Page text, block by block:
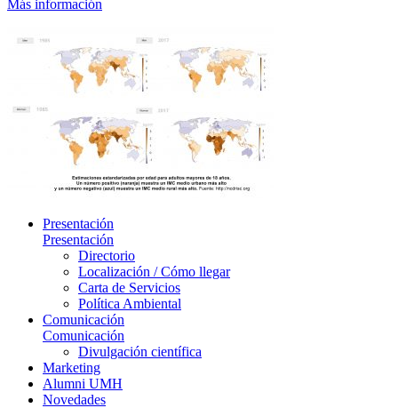
Más información
Presentación
Presentación
Directorio
Localización / Cómo llegar
Carta de Servicios
Política Ambiental
Comunicación
Comunicación
Divulgación científica
Marketing
Alumni UMH
Novedades